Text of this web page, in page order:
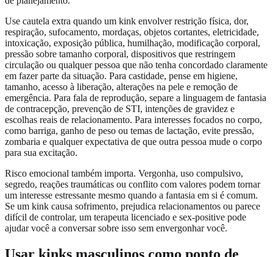
Use cautela extra quando um kink envolver restrição física, dor,
respiração, sufocamento, mordaças, objetos cortantes, eletricidade,
intoxicação, exposição pública, humilhação, modificação corporal,
pressão sobre tamanho corporal, dispositivos que restringem
circulação ou qualquer pessoa que não tenha concordado claramente
em fazer parte da situação. Para castidade, pense em higiene,
tamanho, acesso à liberação, alterações na pele e remoção de
emergência. Para fala de reprodução, separe a linguagem de fantasia
de contracepção, prevenção de STI, intenções de gravidez e
escolhas reais de relacionamento. Para interesses focados no corpo,
como barriga, ganho de peso ou temas de lactação, evite pressão,
zombaria e qualquer expectativa de que outra pessoa mude o corpo
para sua excitação.
Risco emocional também importa. Vergonha, uso compulsivo,
segredo, reações traumáticas ou conflito com valores podem tornar
um interesse estressante mesmo quando a fantasia em si é comum.
Se um kink causa sofrimento, prejudica relacionamentos ou parece
difícil de controlar, um terapeuta licenciado e sex-positive pode
ajudar você a conversar sobre isso sem envergonhar você.
Usar kinks masculinos como ponto de